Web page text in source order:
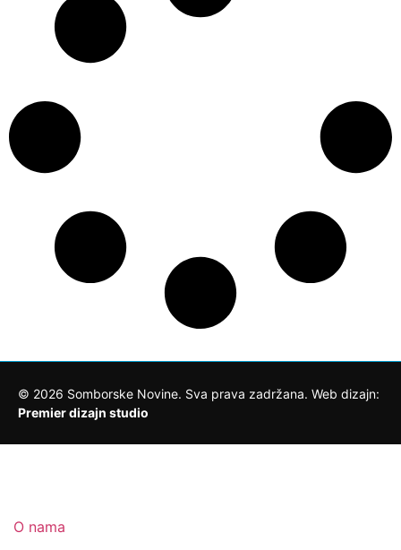
© 2026 Somborske Novine. Sva prava zadržana. Web dizajn:
Premier dizajn studio
O nama